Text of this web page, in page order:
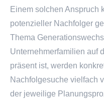
Einem solchen Anspruch
potenzieller Nachfolger
Thema
Unternehmerfamilien auf
präsent ist, werden
Nachfolgesuche vielfach
der jeweilige